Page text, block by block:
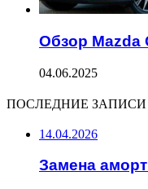
Обзор Mazda
04.06.2025
ПОСЛЕДНИЕ ЗАПИСИ
14.04.2026
Замена